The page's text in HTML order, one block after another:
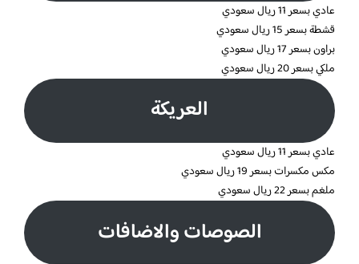
عادي بسعر 11 ريال سعودي
قشطة بسعر 15 ريال سعودي
براون بسعر 17 ريال سعودي
ملكي بسعر 20 ريال سعودي
العريكة
عادي بسعر 11 ريال سعودي
مكس مكسرات بسعر 19 ريال سعودي
ملغم بسعر 22 ريال سعودي
الصوصات والاضافات